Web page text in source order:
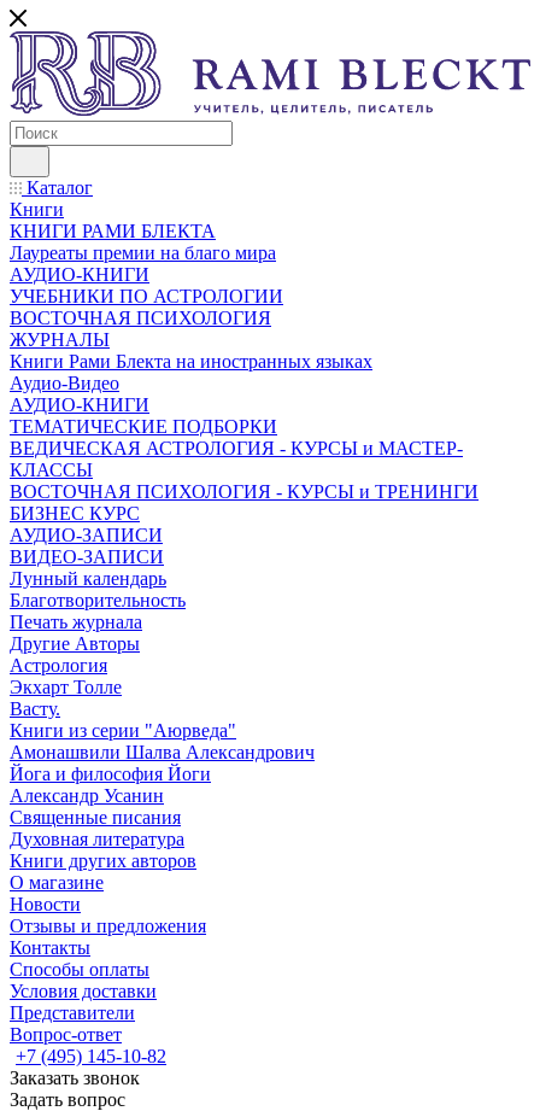
Каталог
Книги
КНИГИ РАМИ БЛЕКТА
Лауреаты премии на благо мира
АУДИО-КНИГИ
УЧЕБНИКИ ПО АСТРОЛОГИИ
ВОСТОЧНАЯ ПСИХОЛОГИЯ
ЖУРНАЛЫ
Книги Рами Блекта на иностранных языках
Аудио-Видео
АУДИО-КНИГИ
ТЕМАТИЧЕСКИЕ ПОДБОРКИ
ВЕДИЧЕСКАЯ АСТРОЛОГИЯ - КУРСЫ и МАСТЕР-
КЛАССЫ
ВОСТОЧНАЯ ПСИХОЛОГИЯ - КУРСЫ и ТРЕНИНГИ
БИЗНЕС КУРС
АУДИО-ЗАПИСИ
ВИДЕО-ЗАПИСИ
Лунный календарь
Благотворительность
Печать журнала
Другие Aвторы
Астрология
Экхарт Толле
Васту.
Книги из серии "Аюрведа"
Амонашвили Шалва Александрович
Йога и философия Йоги
Александр Усанин
Священные писания
Духовная литература
Книги других авторов
О магазине
Новости
Отзывы и предложения
Контакты
Способы оплаты
Условия доставки
Представители
Вопрос-ответ
+7 (495) 145-10-82
Заказать звонок
Задать вопрос